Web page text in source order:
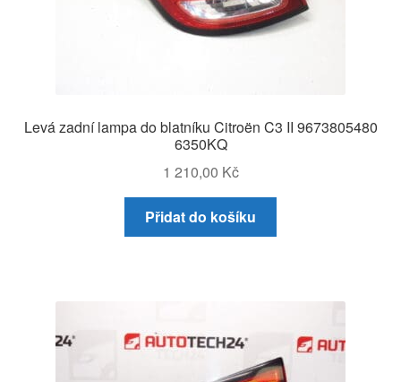
Levá zadní lampa do blatníku Citroën C3 II 9673805480
6350KQ
1 210,00 Kč
Přidat do košíku